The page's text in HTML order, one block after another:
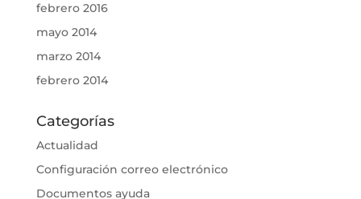
febrero 2016
mayo 2014
marzo 2014
febrero 2014
Categorías
Actualidad
Configuración correo electrónico
Documentos ayuda